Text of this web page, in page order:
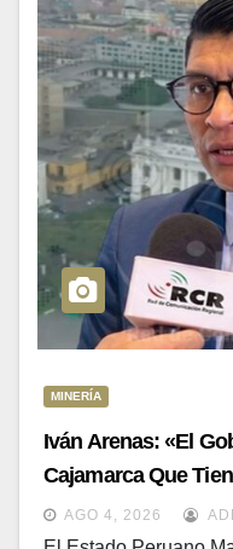
MINERÍA
Iván Arenas: «el
Cajamarca Que
Proyectos Mineros
AGO 4, 2026